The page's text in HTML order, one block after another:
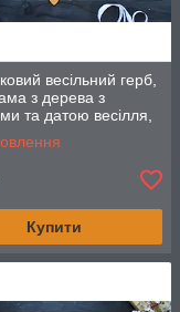
весільний герб,
з дерева з
та датою весілля,
весілля, прикраса
Купити